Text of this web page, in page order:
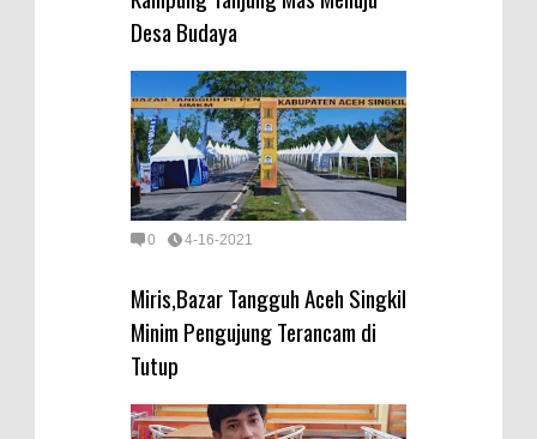
Desa Budaya
0 4-16-2021
Miris,Bazar Tangguh Aceh Singkil
Minim Pengujung Terancam di
Tutup